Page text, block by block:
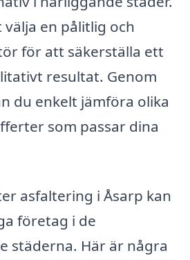
en pålitlig och
för att säkerställa ett
resultat. Genom
du enkelt jämföra olika
som passar dina
asfaltering i Åsarp kan
företag i de
städerna. Här är några